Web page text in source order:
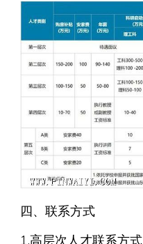
四、联系方式